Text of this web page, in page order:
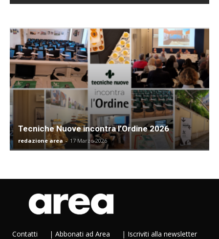
Tecniche Nuove incontra l’Ordine 2026
redazione area - 17 Marzo 2026
Contatti | Abbonati ad Area | Iscriviti alla newsletter